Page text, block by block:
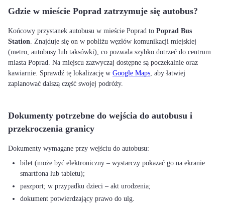
Gdzie w mieście Poprad zatrzymuje się autobus?
Końcowy przystanek autobusu w mieście Poprad to Poprad Bus
Station. Znajduje się on w pobliżu węzłów komunikacji miejskiej
(metro, autobusy lub taksówki), co pozwala szybko dotrzeć do centrum
miasta Poprad. Na miejscu zazwyczaj dostępne są poczekalnie oraz
kawiarnie. Sprawdź tę lokalizację w Google Maps, aby łatwiej
zaplanować dalszą część swojej podróży.
Dokumenty potrzebne do wejścia do autobusu i
przekroczenia granicy
bilet (może być elektroniczny – wystarczy pokazać go na ekranie
smartfona lub tabletu);
paszport; w przypadku dzieci – akt urodzenia;
dokument potwierdzający prawo do ulg.